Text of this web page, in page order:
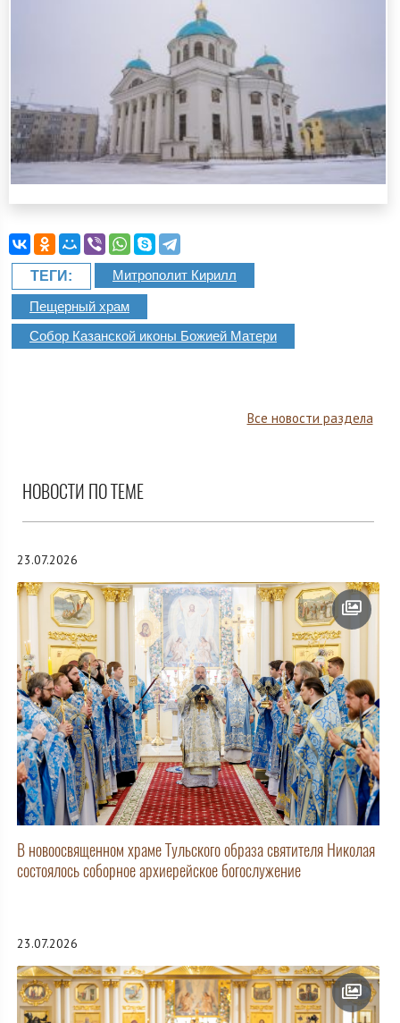
ТЕГИ: Митрополит Кирилл
Пещерный храм
Собор Казанской иконы Божией Матери
Все новости раздела
НОВОСТИ ПО ТЕМЕ
23.07.2026
В новоосвященном храме Тульского образа святителя Николая
состоялось соборное архиерейское богослужение
23.07.2026